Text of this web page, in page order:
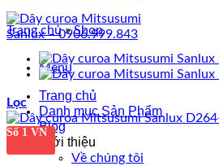
Menu
Trang chủ
Danh mục Sản Phẩm
Blog
Giới thiệu
Về chúng tôi
Trang chủ » Shop
Lọc
Số 1 VN